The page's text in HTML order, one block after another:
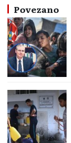
Povezano